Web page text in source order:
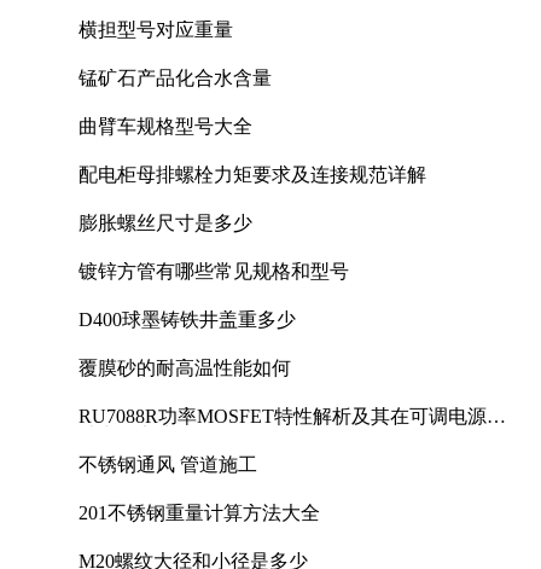
横担型号对应重量
锰矿石产品化合水含量
曲臂车规格型号大全
配电柜母排螺栓力矩要求及连接规范详解
膨胀螺丝尺寸是多少
镀锌方管有哪些常见规格和型号
D400球墨铸铁井盖重多少
覆膜砂的耐高温性能如何
RU7088R功率MOSFET特性解析及其在可调电源设
不锈钢通风 管道施工
201不锈钢重量计算方法大全
M20螺纹大径和小径是多少